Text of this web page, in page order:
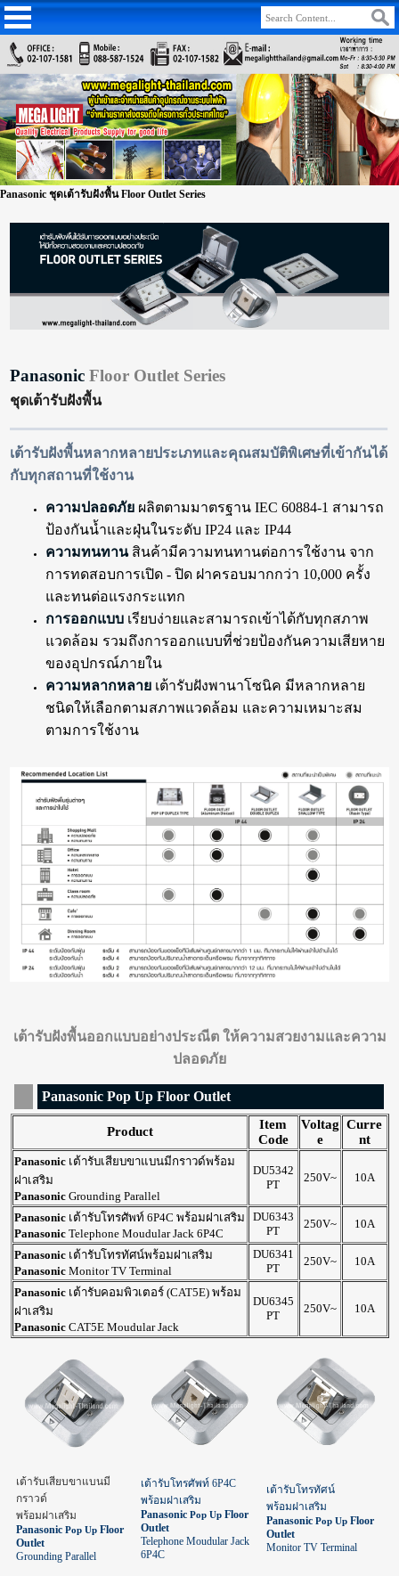
Panasonic ชุดเต้ารับฝังพื้น Floor Outlet Series
PanasonicFloor Outlet Series
ชุดเต้ารับฝังพื้น
เต้ารับฝังพื้นหลากหลายประเภทและคุณสมบัติพิเศษที่เข้ากันได้
กับทุกสถานที่ใช้งาน
ความปลอดภัย ผลิตตามมาตรฐาน IEC 60884-1 สามารถ
ป้องกันน้ำและฝุ่นในระดับ IP24 และ IP44
ความทนทานสินค้ามีความทนทานต่อการใช้งาน จาก
การทดสอบการเปิด - ปิด ฝาครอบมากกว่า 10,000 ครั้ง
และทนต่อแรงกระแทก
การออกแบบ เรียบง่ายและสามารถเข้าได้กับทุกสภาพ
แวดล้อม รวมถึงการออกแบบที่ช่วยป้องกันความเสียหาย
ของอุปกรณ์ภายใน
ความหลากหลาย เต้ารับฝังพานาโซนิค มีหลากหลาย
ชนิดให้เลือกตามสภาพแวดล้อม และความเหมาะสม
ตามการใช้งาน
เต้ารับฝังพื้นออกแบบอย่างประณีต ให้ความสวยงามและความ
ปลอดภัย
Panasonic Pop Up Floor Outlet
Product
Item
Code
Voltag
e
Curre
nt
Panasonicเต้ารับเสียบขาแบนมีกราวด์พร้อม
ฝาเสริม
PanasonicGrounding Parallel
DU5342
PT
250V~ 10A
Panasonicเต้ารับโทรศัพท์ 6P4C พร้อมฝาเสริม
PanasonicTelephone Moudular Jack 6P4C
DU6343
PT
250V~ 10A
Panasonicเต้ารับโทรทัศน์พร้อมฝาเสริม
PanasonicMonitor TV Terminal
DU6341
PT
250V~ 10A
Panasonicเต้ารับคอมพิวเตอร์ (CAT5E) พร้อม
ฝาเสริม
PanasonicCAT5E Moudular Jack
DU6345
PT
250V~ 10A
เต้ารับเสียบขาแบนมี
กราวด์
พร้อมฝาเสริม
Panasonic Pop Up Floor
Outlet
Grounding Parallel
เต้ารับโทรศัพท์ 6P4C
พร้อมฝาเสริม
Panasonic Pop Up Floor
Outlet
Telephone Moudular Jack
6P4C
เต้ารับโทรทัศน์
พร้อมฝาเสริม
Panasonic Pop Up Floor
Outlet
Monitor TV Terminal